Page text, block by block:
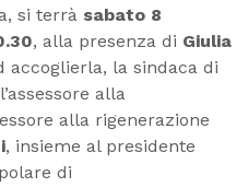
si terrà sabato 8
, alla presenza di Giulia
accoglierla, la sindaca di
alla
alla rigenerazione
, insieme al presidente
di